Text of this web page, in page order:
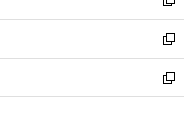
ウ
で
開
く
ン
ド
ウ
で
開
い
ウ
ィ
ン
ド
ウ
新
し
い
ウ
ィ
ン
新
し
い
ウ
新
し